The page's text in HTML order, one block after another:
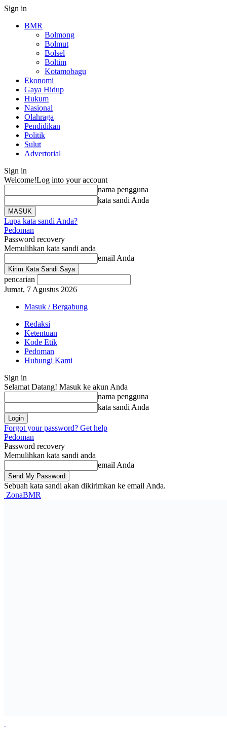
Sign in
BMR
Bolmong
Bolmut
Bolsel
Boltim
Kotamobagu
Ekonomi
Gaya Hidup
Hukum
Nasional
Olahraga
Pendidikan
Politik
Sulut
Advertorial
Sign in
Welcome!Log into your account
nama pengguna
kata sandi Anda
Lupa kata sandi Anda?
Pedoman
Password recovery
Memulihkan kata sandi anda
email Anda
pencarian
Jumat, 7 Agustus 2026
Masuk / Bergabung
Redaksi
Ketentuan
Kode Etik
Pedoman
Hubungi Kami
Sign in
Selamat Datang! Masuk ke akun Anda
nama pengguna
kata sandi Anda
Forgot your password? Get help
Pedoman
Password recovery
Memulihkan kata sandi anda
email Anda
Sebuah kata sandi akan dikirimkan ke email Anda.
ZonaBMR